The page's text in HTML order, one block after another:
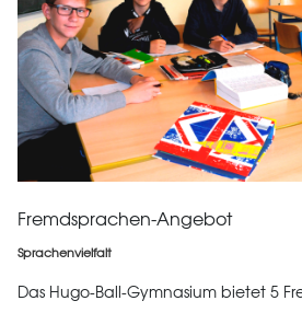
Fremdsprachen-Angebot
Sprachenvielfalt
Das Hugo-Ball-Gymnasium bietet 5